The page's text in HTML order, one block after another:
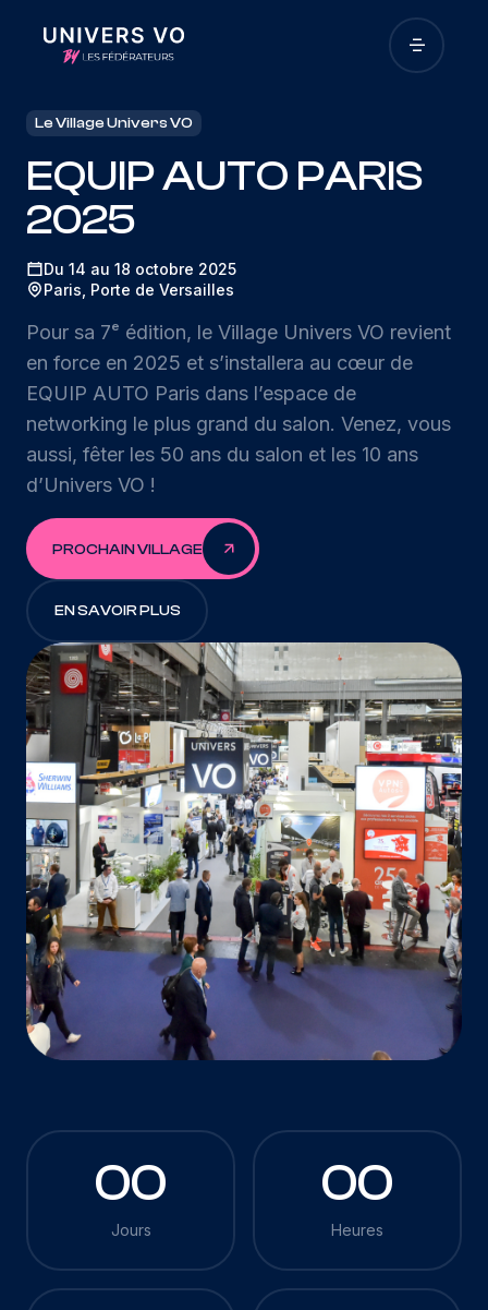
Le Village Univers VO
EQUIP AUTO PARIS
2025
Du 14 au 18 octobre 2025
Paris, Porte de Versailles
Pour sa 7ᵉ édition, le Village Univers VO revient
en force en 2025 et s’installera au cœur de
EQUIP AUTO Paris dans l’espace de
networking le plus grand du salon. Venez, vous
aussi, fêter les 50 ans du salon et les 10 ans
d’Univers VO !
PROCHAIN VILLAGE
EN SAVOIR PLUS
00
Jours
00
Heures